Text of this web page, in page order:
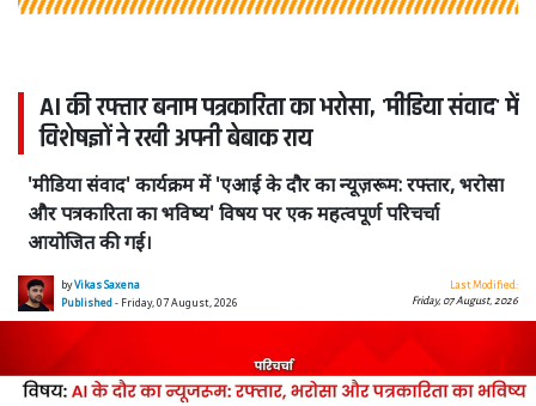
AI की रफ्तार बनाम पत्रकारिता का भरोसा, 'मीडिया संवाद' में
विशेषज्ञों ने रखी अपनी बेबाक राय
'मीडिया संवाद' कार्यक्रम में 'एआई के दौर का न्यूज़रूम: रफ्तार, भरोसा
और पत्रकारिता का भविष्य' विषय पर एक महत्वपूर्ण परिचर्चा
आयोजित की गई।
byVikas Saxena
Published- Friday, 07 August, 2026
Last Modified:
Friday, 07 August, 2026